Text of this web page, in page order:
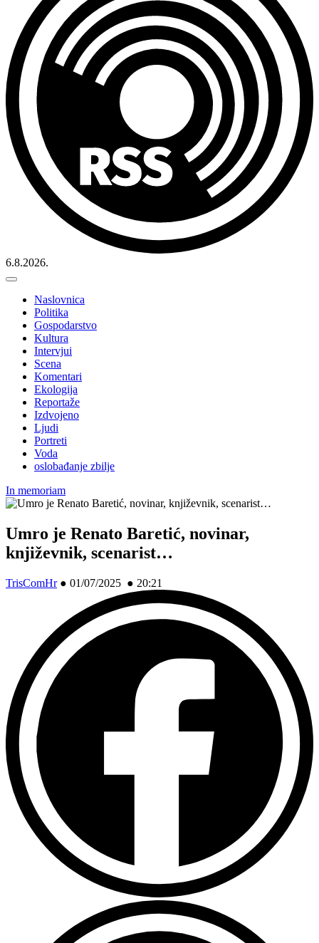
6.8.2026.
Naslovnica
Politika
Gospodarstvo
Kultura
Intervjui
Scena
Komentari
Ekologija
Reportaže
Izdvojeno
Ljudi
Portreti
Voda
oslobađanje zbilje
In memoriam
Umro je Renato Baretić, novinar,
književnik, scenarist…
TrisComHr● 01/07/2025 ● 20:21